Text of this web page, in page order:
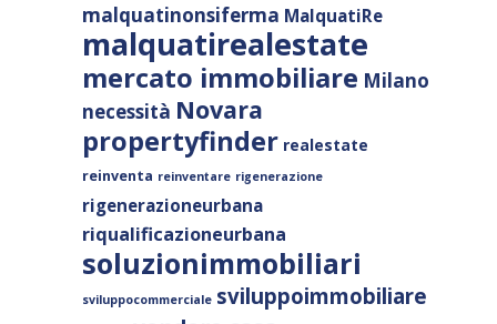
malquatinonsiferma MalquatiRe
malquatirealestate
mercato immobiliare Milano
necessità Novara
propertyfinder realestate
reinventa reinventare rigenerazione
rigenerazioneurbana
riqualificazioneurbana
soluzionimmobiliari
sviluppocommerciale sviluppoimmobiliare